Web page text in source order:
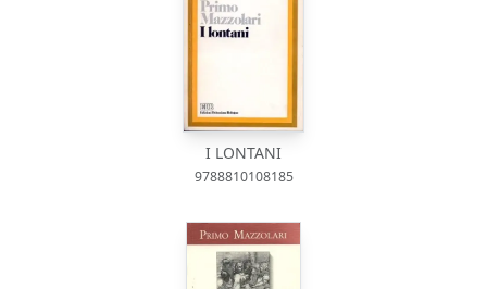
I LONTANI
9788810108185